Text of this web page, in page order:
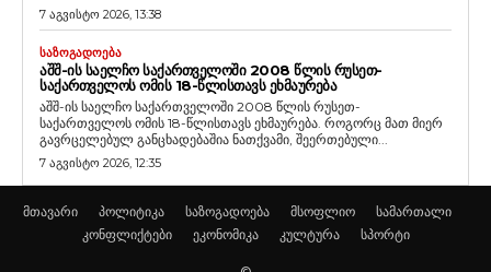
7 აგვისტო 2026, 13:38
ᲡᲐᲖᲝᲒᲐᲓᲝᲔᲑᲐ
ᲐᲨᲨ-ᲘᲡ ᲡᲐᲔᲚᲩᲝ ᲡᲐᲥᲐᲠᲗᲕᲔᲚᲝᲨᲘ 2008 ᲬᲚᲘᲡ ᲠᲣᲡᲔᲗ-
ᲡᲐᲥᲐᲠᲗᲕᲔᲚᲝᲡ ᲝᲛᲘᲡ 18-ᲬᲚᲘᲡᲗᲐᲕᲡ ᲔᲮᲛᲐᲣᲠᲔᲑᲐ
აშშ-ის საელჩო საქართველოში 2008 წლის რუსეთ-
საქართველოს ომის 18-წლისთავს ეხმაურება. როგორც მათ მიერ
გავრცელებულ განცხადებაშია ნათქვამი, შეერთებული...
7 აგვისტო 2026, 12:35
მთავარი პოლიტიკა საზოგადოება მსოფლიო
სამართალი
კონფლიქტები
ეკონომიკა კულტურა სპორტი